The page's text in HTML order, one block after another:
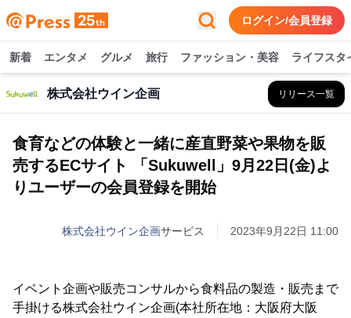
ログイン/会員登録
新着 エンタメ グルメ 旅行 ファッション・美容 ライフスタ
株式会社ウイン企画 リリース一覧
食育などの体験と一緒に産直野菜や果物を販
売するECサイト 「Sukuwell」9月22日(金)よ
りユーザーの会員登録を開始
株式会社ウイン企画サービス 2023年9月22日 11:00
イベント企画や販売コンサルから食料品の製造・販売まで
手掛ける株式会社ウイン企画(本社所在地：大阪府大阪